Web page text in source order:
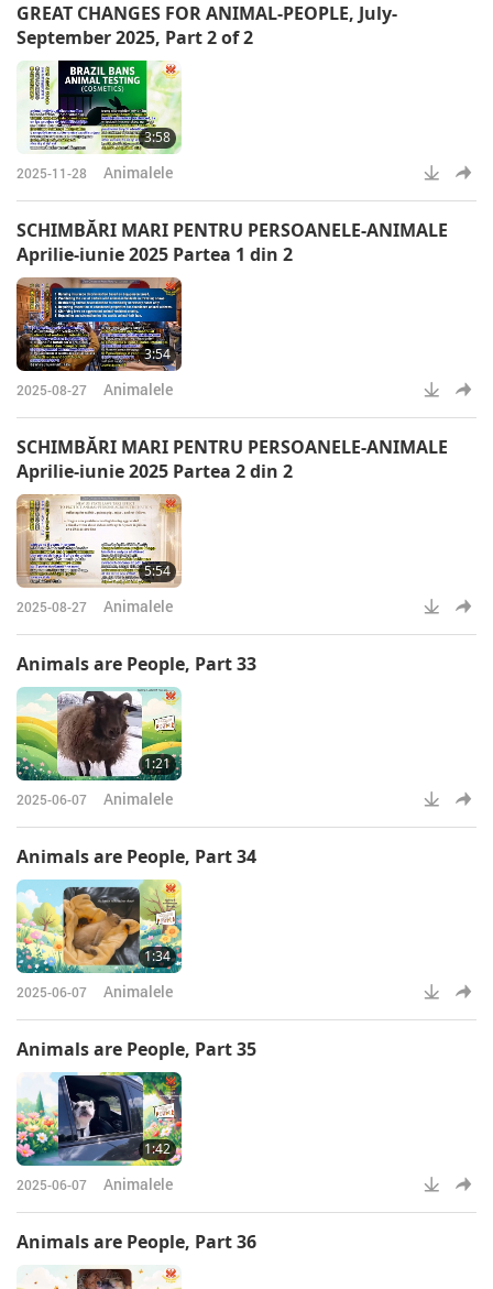
GREAT CHANGES FOR ANIMAL-PEOPLE, July-
September 2025, Part 2 of 2
3:58
2025-11-28 Animalele
SCHIMBĂRI MARI PENTRU PERSOANELE-ANIMALE
Aprilie-iunie 2025 Partea 1 din 2
3:54
2025-08-27 Animalele
SCHIMBĂRI MARI PENTRU PERSOANELE-ANIMALE
Aprilie-iunie 2025 Partea 2 din 2
5:54
2025-08-27 Animalele
Animals are People, Part 33
1:21
2025-06-07 Animalele
Animals are People, Part 34
1:34
2025-06-07 Animalele
Animals are People, Part 35
1:42
2025-06-07 Animalele
Animals are People, Part 36